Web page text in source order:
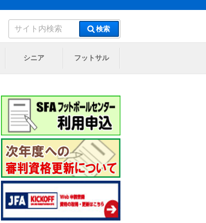
索:
検索
シニア フットサル